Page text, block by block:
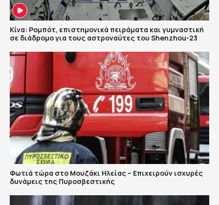
Κίνα: Ρομπότ, επιστημονικά πειράματα και γυμναστική
σε διάδρομο για τους αστροναύτες του Shenzhou-23
Φωτιά τώρα στο Μουζάκι Ηλείας – Επιχειρούν ισχυρές
δυνάμεις της Πυροσβεστικής